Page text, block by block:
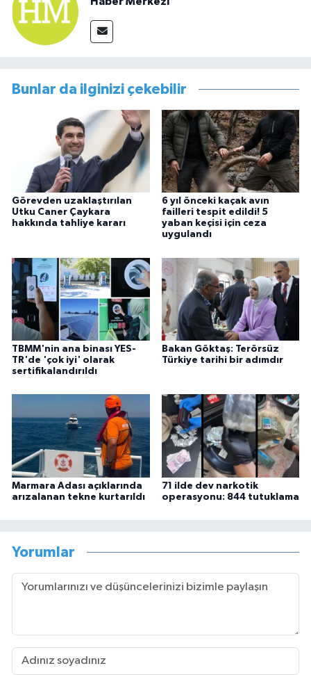
Bunlar da ilginizi çekebilir
Görevden uzaklaştırılan
Utku Caner Çaykara
hakkında tahliye kararı
6 yıl önceki kaçak avın
failleri tespit edildi! 5
yaban keçisi için ceza
uygulandı
TBMM'nin ana binası YES-
TR'de 'çok iyi' olarak
sertifikalandırıldı
Bakan Göktaş: Terörsüz
Türkiye tarihi bir adımdır
Marmara Adası açıklarında
arızalanan tekne kurtarıldı
71 ilde dev narkotik
operasyonu: 844 tutuklama
Yorumlar